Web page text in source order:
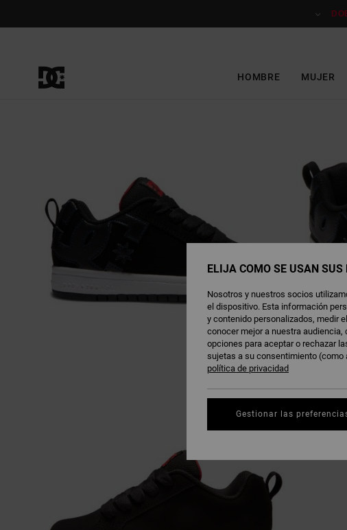
HOMBRE MUJER
ELIJA CÓMO SE USAN SUS
Nosotros y nuestros socios
el dispositivo. Esta información
y contenido personalizados, medir
conocer mejor a nuestra
opciones para aceptar o rechazar
sujetas a su consentimiento
política de privacidad
Gestionar las